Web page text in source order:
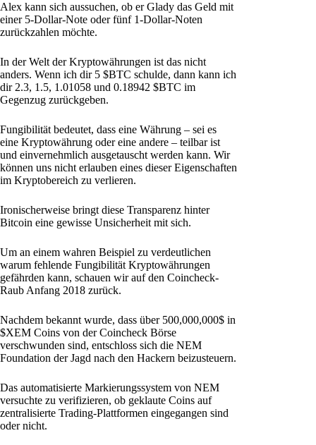
Alex kann sich aussuchen, ob er Glady das Geld mit
einer 5-Dollar-Note oder fünf 1-Dollar-Noten
zurückzahlen möchte.
In der Welt der Kryptowährungen ist das nicht
anders. Wenn ich dir 5 $BTC schulde, dann kann ich
dir 2.3, 1.5, 1.01058 und 0.18942 $BTC im
Gegenzug zurückgeben.
Fungibilität bedeutet, dass eine Währung – sei es
eine Kryptowährung oder eine andere – teilbar ist
und einvernehmlich ausgetauscht werden kann. Wir
können uns nicht erlauben eines dieser Eigenschaften
im Kryptobereich zu verlieren.
Ironischerweise bringt diese Transparenz hinter
Bitcoin eine gewisse Unsicherheit mit sich.
Um an einem wahren Beispiel zu verdeutlichen
warum fehlende Fungibilität Kryptowährungen
gefährden kann, schauen wir auf den Coincheck-
Raub Anfang 2018 zurück.
Nachdem bekannt wurde, dass über 500,000,000$ in
$XEM Coins von der Coincheck Börse
verschwunden sind, entschloss sich die NEM
Foundation der Jagd nach den Hackern beizusteuern.
Das automatisierte Markierungssystem von NEM
versuchte zu verifizieren, ob geklaute Coins auf
zentralisierte Trading-Plattformen eingegangen sind
oder nicht.